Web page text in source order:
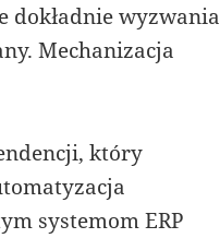
wyzwania
Mechanizacja
który
systemom ERP